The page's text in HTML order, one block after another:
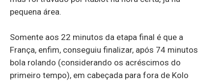
pequena área.
Somente aos 22 minutos da etapa final é que a
França, enfim, conseguiu finalizar, após 74 minutos
bola rolando (considerando os acréscimos do
primeiro tempo), em cabeçada para fora de Kolo